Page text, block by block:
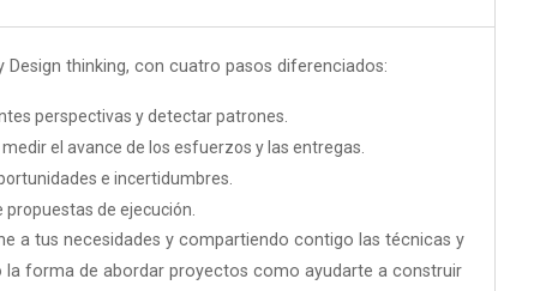
thinking, con cuatro pasos diferenciados:
perspectivas y detectar patrones.
el avance de los esfuerzos y las entregas.
e incertidumbres.
de ejecución.
a tus necesidades y compartiendo contigo las técnicas y
forma de abordar proyectos como ayudarte a construir